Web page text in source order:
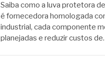
Saiba como a luva protetora
é fornecedora homologada
industrial, cada componente
planejadas e reduzir custos